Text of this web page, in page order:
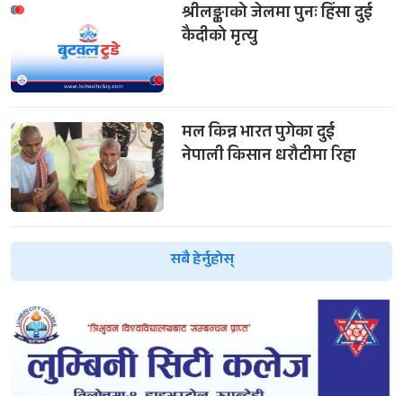
श्रीलङ्काको जेलमा पुनः हिंसा दुई
कैदीको मृत्यु
मल किन्न भारत पुगेका दुई
नेपाली किसान धरौटीमा रिहा
सबै हेर्नुहोस्